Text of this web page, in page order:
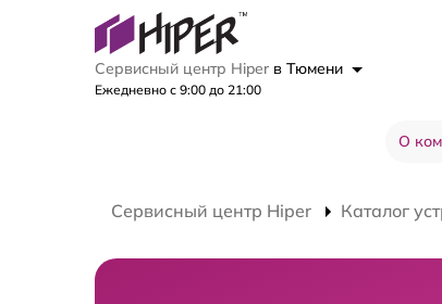
Сервисный центр Hiper в Тюмени
Ежедневно с 9:00 до 21:00
О
Сервисный центр Hiper Каталог